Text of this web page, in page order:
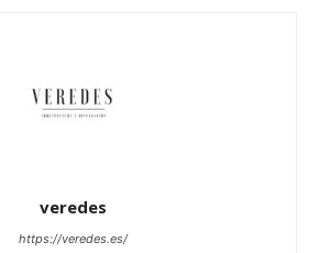
veredes
https://veredes.es/